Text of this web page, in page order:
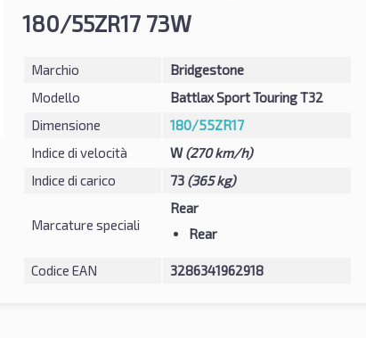
180/55ZR17 73W
Marchio
Bridgestone
Modello
Battlax Sport Touring T32
Dimensione
180/55ZR17
Indice di velocità
W(270 km/h)
Indice di carico
73 (365 kg)
Marcature speciali
Rear
Rear
Codice EAN 3286341962918